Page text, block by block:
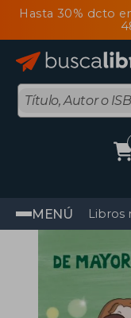
Hasta 30% dcto
MENÚ Libros